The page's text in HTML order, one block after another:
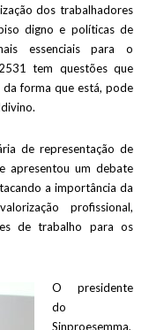
dos trabalhadores
digno e políticas de
essenciais para o
tem questões que
forma que está, pode
de representação de
apresentou um debate
a importância da
profissional,
de trabalho para os
O presidente
do
Sinproesemma,